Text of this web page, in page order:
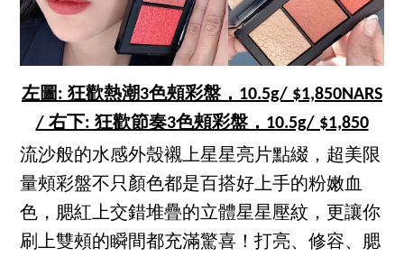
左圖: 狂歡熱潮3色頰彩盤，10.5g/ $1,850NARS
/ 右下: 狂歡節奏3色頰彩盤，10.5g/ $1,850
流沙般的水感外殼襯上星星亮片點綴，超美限
量頰彩盤不只顏色都是百搭好上手的粉嫩血
色，腮紅上交錯堆疊的立體星星壓紋，更讓你
刷上雙頰的瞬間都充滿驚喜！打亮、修容、腮